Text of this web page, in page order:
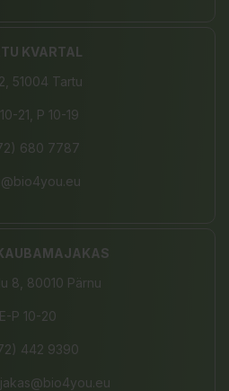
KVARTAL
51004 Tartu
21, P 10-19
680 7787
8, 80010 Pärnu
E-P 10-20
442 9390